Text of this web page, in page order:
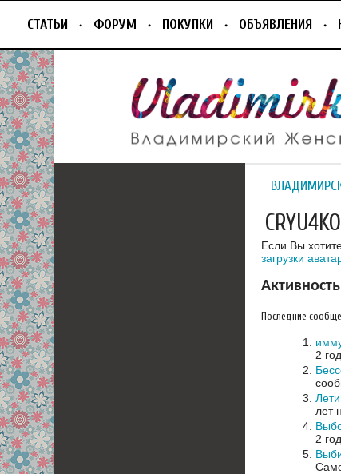
СТАТЬИ ФОРУМ ПОКУПКИ ОБЪЯВЛЕНИЯ
Если Вы
загрузки
Активность
Последние
2
лет
2